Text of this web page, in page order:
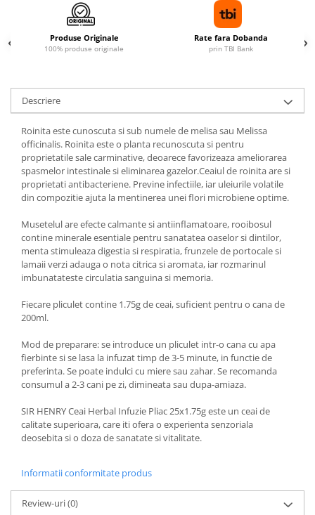
Produse Originale
100% produse originale
Rate fara Dobanda
prin TBI Bank
Descriere
Roinita este cunoscuta si sub numele de melisa sau Melissa
officinalis. Roinita este o planta recunoscuta si pentru
proprietatile sale carminative, deoarece favorizeaza ameliorarea
spasmelor intestinale si eliminarea gazelor.Ceaiul de roinita are si
proprietati antibacteriene. Previne infectiile, iar uleiurile volatile
din compozitie ajuta la mentinerea unei flori microbiene optime.
Musetelul are efecte calmante si antiinflamatoare, rooibosul
contine minerale esentiale pentru sanatatea oaselor si dintilor,
menta stimuleaza digestia si respiratia, frunzele de portocale si
lamaii verzi adauga o nota citrica si aromata, iar rozmarinul
imbunatateste circulatia sanguina si memoria.
Fiecare pliculet contine 1.75g de ceai, suficient pentru o cana de
200ml.
Mod de preparare: se introduce un pliculet intr-o cana cu apa
fierbinte si se lasa la infuzat timp de 3-5 minute, in functie de
preferinta. Se poate indulci cu miere sau zahar. Se recomanda
consumul a 2-3 cani pe zi, dimineata sau dupa-amiaza.
SIR HENRY Ceai Herbal Infuzie Pliac 25x1.75g este un ceai de
calitate superioara, care iti ofera o experienta senzoriala
deosebita si o doza de sanatate si vitalitate.
Informatii conformitate produs
Review-uri(0)